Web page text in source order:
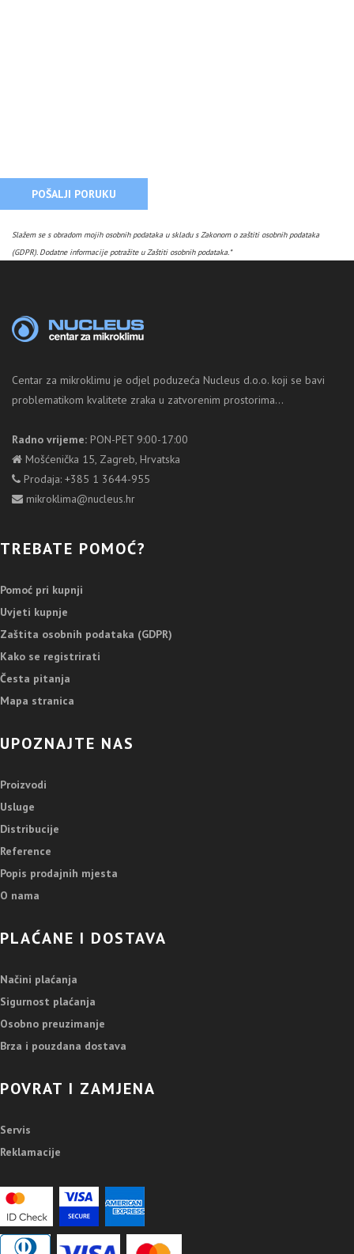
POŠALJI PORUKU
Slažem se s obradom mojih osobnih podataka u skladu s Zakonom o zaštiti osobnih podataka
(GDPR). Dodatne informacije potražite u Zaštiti osobnih podataka.*
Centar za mikroklimu je odjel poduzeća Nucleus d.o.o. koji se bavi
problematikom kvalitete zraka u zatvorenim prostorima...
Radno vrijeme: PON-PET 9:00-17:00
Mošćenička 15, Zagreb, Hrvatska
Prodaja: +385 1 3644-955
mikroklima@nucleus.hr
TREBATE POMOĆ?
Pomoć pri kupnji
Uvjeti kupnje
Zaštita osobnih podataka (GDPR)
Kako se registrirati
Česta pitanja
Mapa stranica
UPOZNAJTE NAS
Proizvodi
Usluge
Distribucije
Reference
Popis prodajnih mjesta
O nama
PLAĆANE I DOSTAVA
Načini plaćanja
Sigurnost plaćanja
Osobno preuzimanje
Brza i pouzdana dostava
POVRAT I ZAMJENA
Servis
Reklamacije